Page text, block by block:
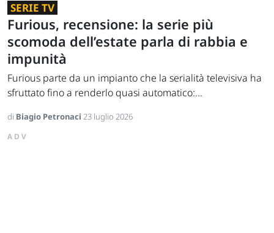
SERIE TV
Furious, recensione: la serie più
scomoda dell’estate parla di rabbia e
impunità
Furious parte da un impianto che la serialità televisiva ha
sfruttato fino a renderlo quasi automatico:...
di Biagio Petronaci 23 luglio 2026
ADV